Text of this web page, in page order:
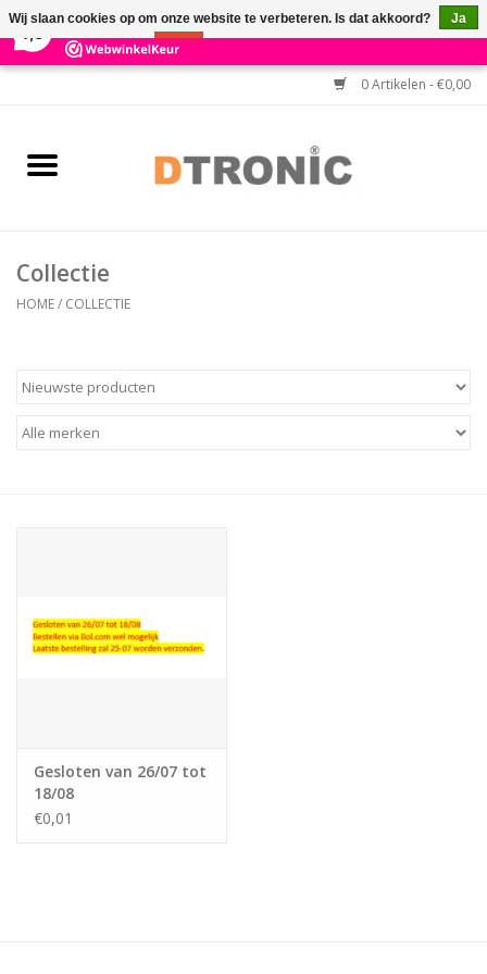
3 Reviews ×
0 Artikelen - €0,00
BARCODESCANNERS
HULP BIJ INSTALLATIE
Collectie
HOME/ COLLECTIE
Gesloten van 26/07 tot
18/08
€0,01
Wij slaan cookies op om onze website te verbeteren. Is dat akkoord?
Ja
Nee